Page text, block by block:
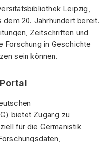
Leipzig,
dem 20. Jahrhundert bereit.
Zeitschriften und
Forschung in Geschichte
sein können.
bietet Zugang zu
für die Germanistik